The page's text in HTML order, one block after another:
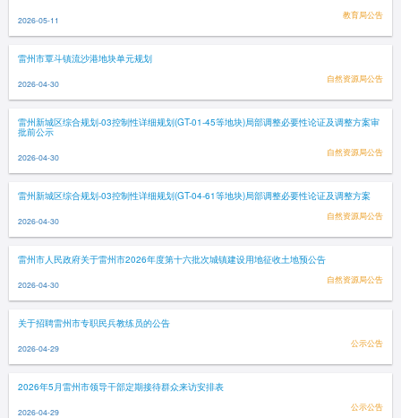
2026-05-11 教育局公告
雷州市覃斗镇流沙港地块单元规划
2026-04-30 自然资源局公告
雷州新城区综合规划-03控制性详细规划(GT-01-45等地块)局部调整必要性论证及调整方案审
批前公示
2026-04-30 自然资源局公告
雷州新城区综合规划-03控制性详细规划(GT-04-61等地块)局部调整必要性论证及调整方案
2026-04-30 自然资源局公告
雷州市人民政府关于雷州市2026年度第十六批次城镇建设用地征收土地预公告
2026-04-30 自然资源局公告
关于招聘雷州市专职民兵教练员的公告
2026-04-29 公示公告
2026年5月雷州市领导干部定期接待群众来访安排表
2026-04-29 公示公告